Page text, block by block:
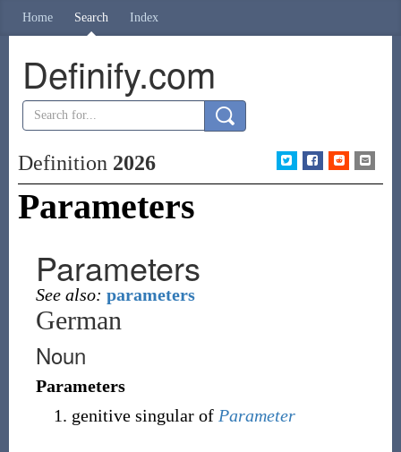
Home Search Index
Definify.com
Definition 2026
Parameters
Parameters
See also: parameters
German
Noun
Parameters
genitive singular of Parameter